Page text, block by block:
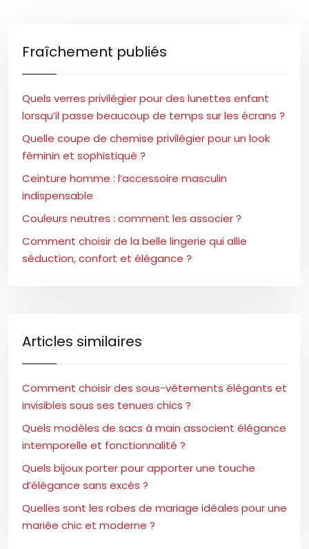
Fraîchement publiés
Quels verres privilégier pour des lunettes enfant
lorsqu’il passe beaucoup de temps sur les écrans ?
Quelle coupe de chemise privilégier pour un look
féminin et sophistiqué ?
Ceinture homme : l’accessoire masculin
indispensable
Couleurs neutres : comment les associer ?
Comment choisir de la belle lingerie qui allie
séduction, confort et élégance ?
Articles similaires
Comment choisir des sous-vêtements élégants et
invisibles sous ses tenues chics ?
Quels modèles de sacs à main associent élégance
intemporelle et fonctionnalité ?
Quels bijoux porter pour apporter une touche
d’élégance sans excès ?
Quelles sont les robes de mariage idéales pour une
mariée chic et moderne ?